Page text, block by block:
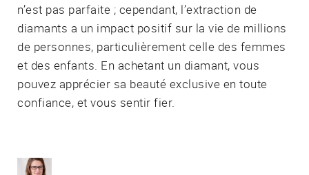
n’est pas parfaite ; cependant, l’extraction de
diamants a un impact positif sur la vie de millions
de personnes, particulièrement celle des femmes
et des enfants. En achetant un diamant, vous
pouvez apprécier sa beauté exclusive en toute
confiance, et vous sentir fier.